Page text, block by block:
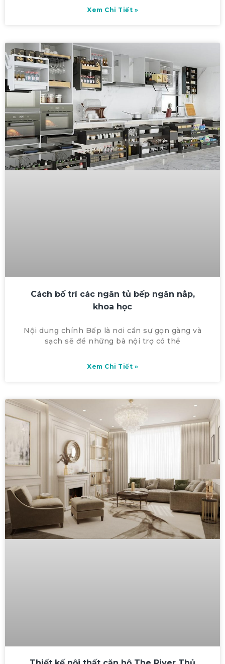
Xem Chi Tiết »
Cách bố trí các ngăn tủ bếp ngăn nắp,
khoa học
Nội dung chính Bếp là nơi cần sự gọn gàng và
sạch sẽ để những bà nội trợ có thể
Xem Chi Tiết »